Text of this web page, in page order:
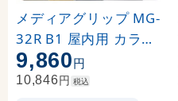
メディアグリップ MG-
32R B1 屋内用 カラー:
シルバー (51312B1S)
9,860円
10,846円 税込